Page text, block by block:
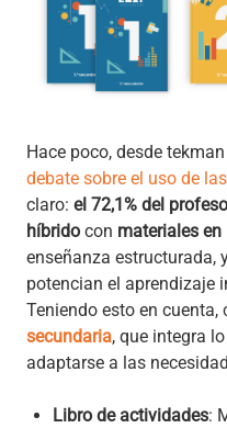
Hace poco, desde
debate sobre el uso de
claro: el 72,1% del
híbrido con materiales en
enseñanza estructurada,
potencian el aprendizaje
Teniendo esto en cuenta,
secundaria, que integra
adaptarse a las
Libro de actividades: